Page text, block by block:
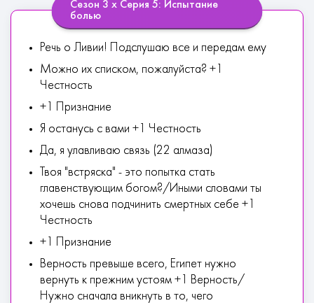
Сезон 3 х Серия 5: Испытание
болью
Речь о Ливии! Подслушаю все и передам ему
Можно их списком, пожалуйста? +1
Честность
+1 Признание
Я останусь с вами +1 Честность
Да, я улавливаю связь (22 алмаза)
Твоя "встряска" - это попытка стать
главенствующим богом?/Иными словами ты
хочешь снова подчинить смертных себе +1
Честность
+1 Признание
Верность превыше всего, Египет нужно
вернуть к прежним устоям +1 Верность/
Нужно сначала вникнуть в то, чего